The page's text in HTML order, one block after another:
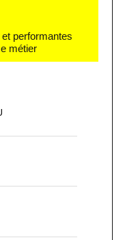
performantes
métier